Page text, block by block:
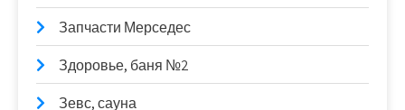
Запчасти Мерседес
Здоровье, баня №2
Зевс, сауна